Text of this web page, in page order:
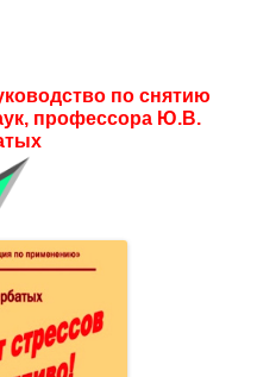
по снятию
профессора Ю.В.